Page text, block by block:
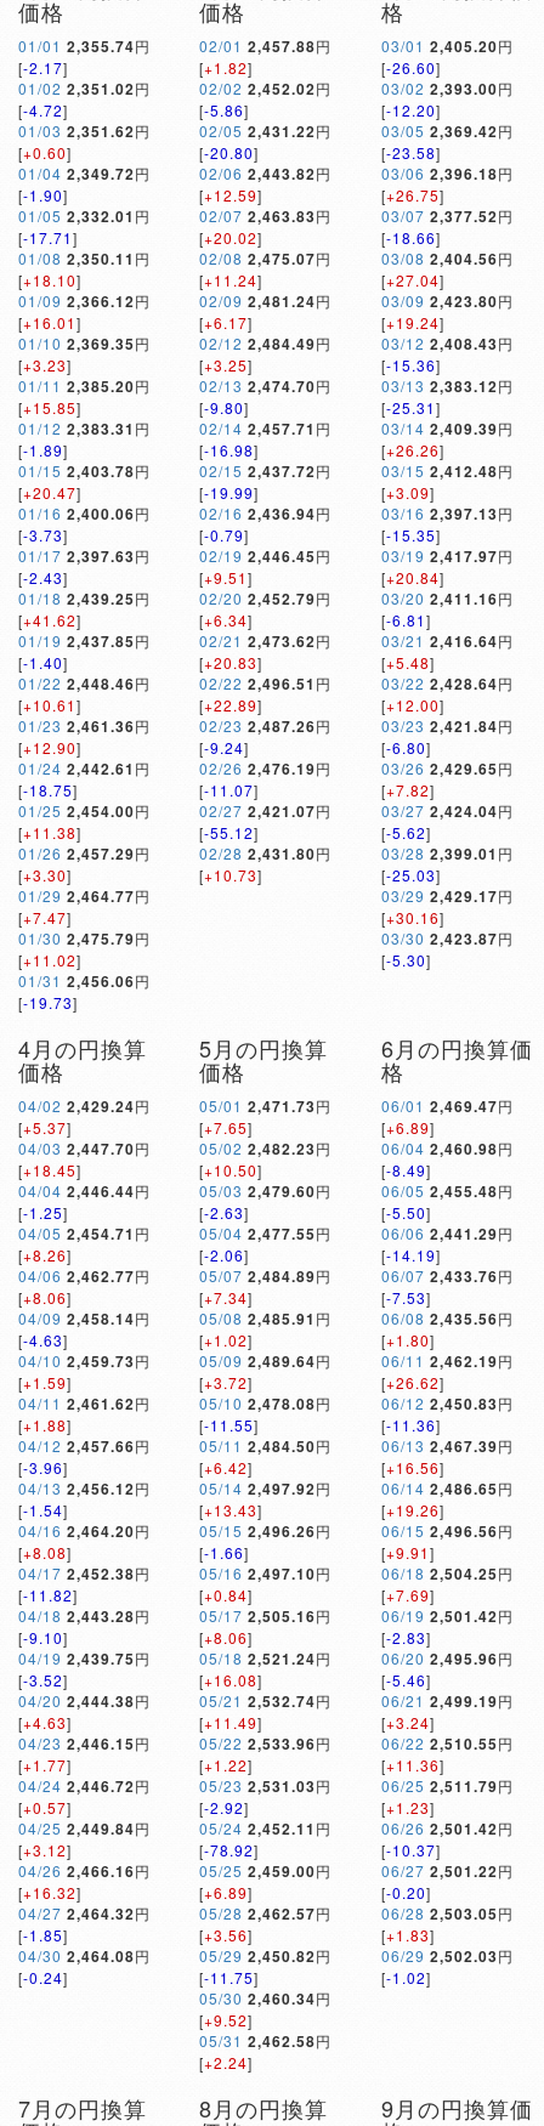
価格
01/01 2,355.74円
[-2.17]
01/02 2,351.02円
[-4.72]
01/03 2,351.62円
[+0.60]
01/04 2,349.72円
[-1.90]
01/05 2,332.01 円
[-17.71]
01/08 2,350.11 円
[+18.10]
01/09 2,366.12円
[+16.01]
01/10 2,369.35円
[+3.23]
01/11 2,385.20円
[+15.85]
01/12 2,383.31 円
[-1.89]
01/15 2,403.78円
[+20.47]
01/16 2,400.06円
[-3.73]
01/17 2,397.63円
[-2.43]
01/18 2,439.25円
[+41.62]
01/19 2,437.85円
[-1.40]
01/22 2,448.46円
[+10.61]
01/23 2,461.36円
[+12.90]
01/24 2,442.61 円
[-18.75]
01/25 2,454.00円
[+11.38]
01/26 2,457.29円
[+3.30]
01/29 2,464.77円
[+7.47]
01/30 2,475.79円
[+11.02]
01/31 2,456.06円
[-19.73]
価格
02/01 2,457.88円
[+1.82]
02/02 2,452.02円
[-5.86]
02/05 2,431.22円
[-20.80]
02/06 2,443.82円
[+12.59]
02/07 2,463.83円
[+20.02]
02/08 2,475.07円
[+11.24]
02/09 2,481.24円
[+6.17]
02/12 2,484.49円
[+3.25]
02/13 2,474.70円
[-9.80]
02/14 2,457.71 円
[-16.98]
02/15 2,437.72円
[-19.99]
02/16 2,436.94円
[-0.79]
02/19 2,446.45円
[+9.51]
02/20 2,452.79円
[+6.34]
02/21 2,473.62円
[+20.83]
02/22 2,496.51 円
[+22.89]
02/23 2,487.26円
[-9.24]
02/26 2,476.19円
[-11.07]
02/27 2,421.07円
[-55.12]
02/28 2,431.80円
[+10.73]
格
03/01 2,405.20円
[-26.60]
03/02 2,393.00円
[-12.20]
03/05 2,369.42円
[-23.58]
03/06 2,396.18円
[+26.75]
03/07 2,377.52円
[-18.66]
03/08 2,404.56円
[+27.04]
03/09 2,423.80円
[+19.24]
03/12 2,408.43円
[-15.36]
03/13 2,383.12円
[-25.31]
03/14 2,409.39円
[+26.26]
03/15 2,412.48円
[+3.09]
03/16 2,397.13円
[-15.35]
03/19 2,417.97円
[+20.84]
03/20 2,411.16円
[-6.81]
03/21 2,416.64円
[+5.48]
03/22 2,428.64円
[+12.00]
03/23 2,421.84円
[-6.80]
03/26 2,429.65円
[+7.82]
03/27 2,424.04円
[-5.62]
03/28 2,399.01 円
[-25.03]
03/29 2,429.17円
[+30.16]
03/30 2,423.87円
[-5.30]
4月の円換算
価格
04/02 2,429.24円
[+5.37]
04/03 2,447.70円
[+18.45]
04/04 2,446.44円
[-1.25]
04/05 2,454.71 円
[+8.26]
04/06 2,462.77円
[+8.06]
04/09 2,458.14円
[-4.63]
04/10 2,459.73円
[+1.59]
04/11 2,461.62円
[+1.88]
04/12 2,457.66円
[-3.96]
04/13 2,456.12円
[-1.54]
04/16 2,464.20円
[+8.08]
04/17 2,452.38円
[-11.82]
04/18 2,443.28円
[-9.10]
04/19 2,439.75円
[-3.52]
04/20 2,444.38円
[+4.63]
04/23 2,446.15円
[+1.77]
04/24 2,446.72円
[+0.57]
04/25 2,449.84円
[+3.12]
04/26 2,466.16円
[+16.32]
04/27 2,464.32円
[-1.85]
04/30 2,464.08円
[-0.24]
5月の円換算
価格
05/01 2,471.73円
[+7.65]
05/02 2,482.23円
[+10.50]
05/03 2,479.60円
[-2.63]
05/04 2,477.55円
[-2.06]
05/07 2,484.89円
[+7.34]
05/08 2,485.91 円
[+1.02]
05/09 2,489.64円
[+3.72]
05/10 2,478.08円
[-11.55]
05/11 2,484.50円
[+6.42]
05/14 2,497.92円
[+13.43]
05/15 2,496.26円
[-1.66]
05/16 2,497.10円
[+0.84]
05/17 2,505.16円
[+8.06]
05/18 2,521.24円
[+16.08]
05/21 2,532.74円
[+11.49]
05/22 2,533.96円
[+1.22]
05/23 2,531.03円
[-2.92]
05/24 2,452.11 円
[-78.92]
05/25 2,459.00円
[+6.89]
05/28 2,462.57円
[+3.56]
05/29 2,450.82円
[-11.75]
05/30 2,460.34円
[+9.52]
05/31 2,462.58円
[+2.24]
6月の円換算価
格
06/01 2,469.47円
[+6.89]
06/04 2,460.98円
[-8.49]
06/05 2,455.48円
[-5.50]
06/06 2,441.29円
[-14.19]
06/07 2,433.76円
[-7.53]
06/08 2,435.56円
[+1.80]
06/11 2,462.19円
[+26.62]
06/12 2,450.83円
[-11.36]
06/13 2,467.39円
[+16.56]
06/14 2,486.65円
[+19.26]
06/15 2,496.56円
[+9.91]
06/18 2,504.25円
[+7.69]
06/19 2,501.42円
[-2.83]
06/20 2,495.96円
[-5.46]
06/21 2,499.19円
[+3.24]
06/22 2,510.55円
[+11.36]
06/25 2,511.79円
[+1.23]
06/26 2,501.42円
[-10.37]
06/27 2,501.22円
[-0.20]
06/28 2,503.05円
[+1.83]
06/29 2,502.03円
[-1.02]
7月の円換算 8月の円換算 9月の円換算価